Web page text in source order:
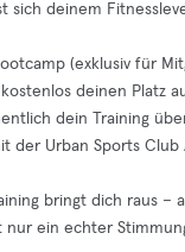
sich deinem
(exklusiv für
kostenlos deinen Platz
dein Training
der Urban Sports Club
bringt dich raus –
ein echter